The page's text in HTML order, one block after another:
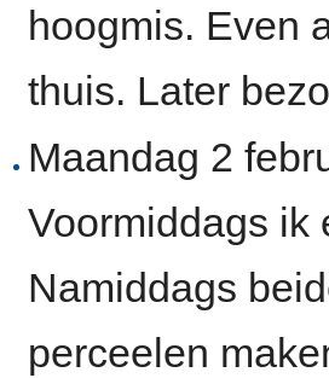
hoogmis. Even
thuis. Later
Maandag 2
Voormiddags ik
Namiddags
perceelen